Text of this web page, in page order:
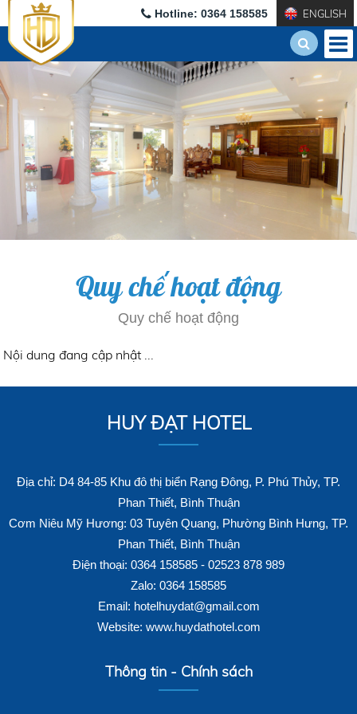
Hotline: 0364 158585 ENGLISH
Quy chế hoạt động
Quy chế hoạt động
Nội dung đang cập nhật ...
HUY ĐẠT HOTEL
Địa chỉ: D4 84-85 Khu đô thị biển Rạng Đông, P. Phú Thủy, TP.
Phan Thiết, Bình Thuận
Cơm Niêu Mỹ Hương: 03 Tuyên Quang, Phường Bình Hưng, TP.
Phan Thiết, Bình Thuận
Điện thoại: 0364 158585 - 02523 878 989
Zalo: 0364 158585
Email: hotelhuydat@gmail.com
Website: www.huydathotel.com
Thông tin - Chính sách